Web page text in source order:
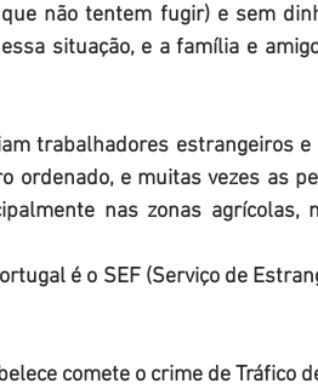
não tentem fugir) e sem
situação, e a família e
trabalhadores estrangeiros
ordenado, e muitas vezes as
nas zonas agrícolas,
é o SEF (Serviço de
comete o crime de Tráfico